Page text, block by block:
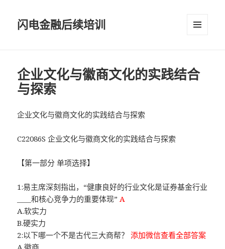
闪电金融后续培训
企业文化与徽商文化的实践结合
与探索
企业文化与徽商文化的实践结合与探索
C22086S 企业文化与徽商文化的实践结合与探索
【第一部分 单项选择】
1:易主席深刻指出，“健康良好的行业文化是证券基金行业
____和核心竞争力的重要体现”A
A.软实力
B.硬实力
2:以下哪一个不是古代三大商帮？添加微信查看全部答案